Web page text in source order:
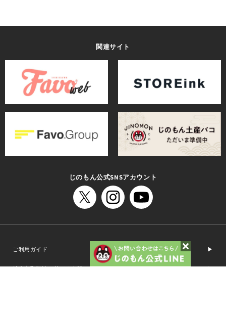
関連サイト
じのもん公式SNSアカウント
ご利用ガイド 運営会社
特定商取引法に基づく表記 プライバシーポリシー